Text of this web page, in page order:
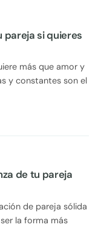
pareja si quieres
más que amor y
y constantes son el
de tu pareja
de pareja sólida
la forma más